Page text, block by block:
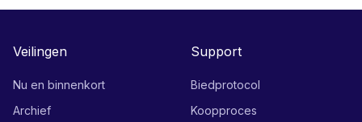
Veilingen
Nu en binnenkort
Archief
Support
Biedprotocol
Koopproces